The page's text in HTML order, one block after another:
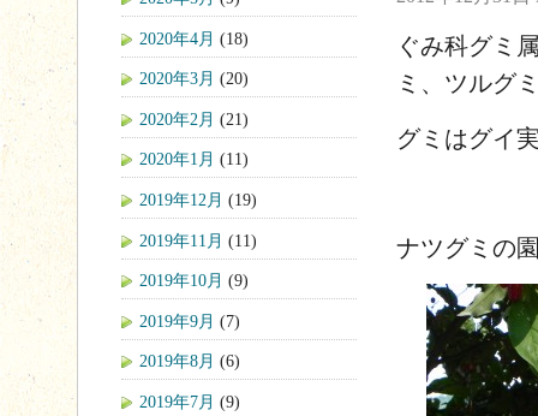
ぐみ科グミ
ミ、ツルグ
グミはグイ
ナツグミの
2020年4月 (18)
2020年3月 (20)
2020年2月 (21)
2020年1月 (11)
2019年12月 (19)
2019年11月 (11)
2019年10月 (9)
2019年9月 (7)
2019年8月 (6)
2019年7月 (9)